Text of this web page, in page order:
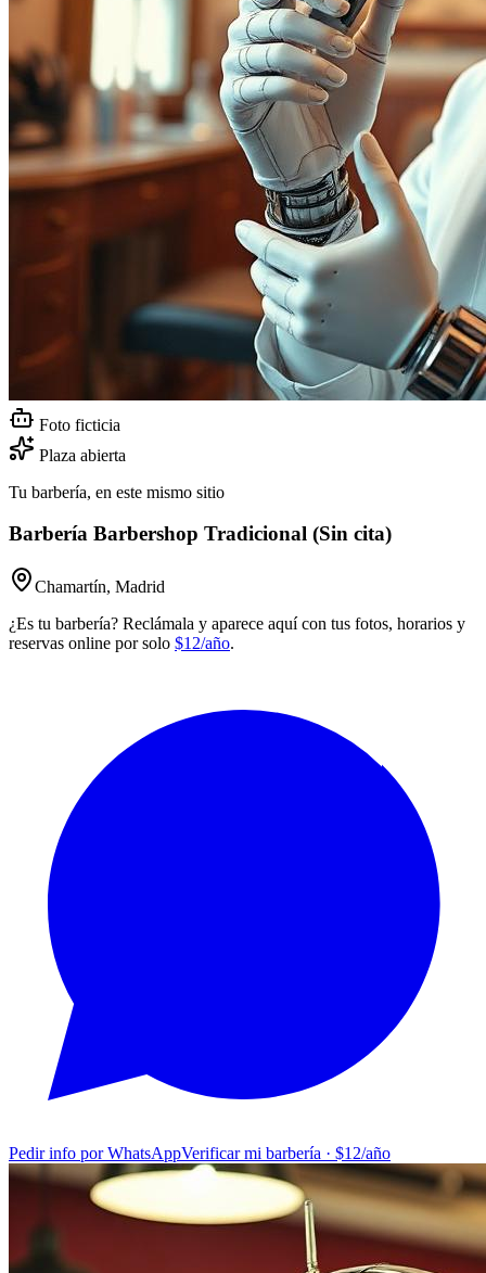
Foto ficticia
Plaza abierta
Tu barbería, en este mismo sitio
Barbería Barbershop Tradicional (Sin cita)
Chamartín, Madrid
¿Es tu barbería? Reclámala y aparece aquí con tus fotos, horarios y
reservas online por solo $12/año.
Pedir info por WhatsAppVerificar mi barbería · $12/año